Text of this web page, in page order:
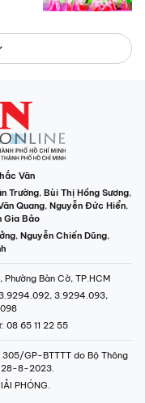
Văn
Trường, Bùi Thị Hồng Sương,
Quang, Nguyễn Đức Hiển,
Gia Bảo
, Nguyễn Chiến Dũng,
Bàn Cờ, TP.HCM
3.9294.093,
: 08 65 11 22 55
GP-BTTTT do Bộ Thông
28-8-2023.
PHÓNG.